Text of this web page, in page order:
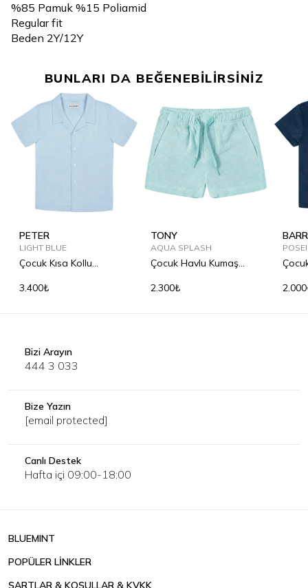
%85 Pamuk %15 Poliamid
Regular fit
Beden 2Y/12Y
BUNLARI DA BEĞENEBİLİRSİNİZ
PETER
LIGHT BLUE
Çocuk Kısa Kollu
Gömlek
3.400₺
TONY
AQUA SPLASH
Çocuk Havlu Kumaş
2.300₺
Bizi Arayın
444 3 033
Bize Yazın
[email protected]
Canlı Destek
Hafta içi 09:00-18:00
BLUEMINT
POPÜLER LİNKLER